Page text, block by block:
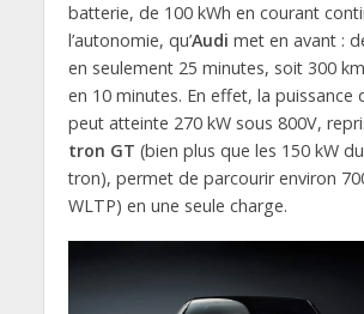
batterie, de 100 kWh en courant
l’autonomie, qu’Audi met en avant :
en seulement 25 minutes, soit 300
en 10 minutes. En effet, la puissance
peut atteinte 270 kW sous 800V,
tron GT (bien plus que les 150 kW
tron), permet de parcourir environ
WLTP) en une seule charge.